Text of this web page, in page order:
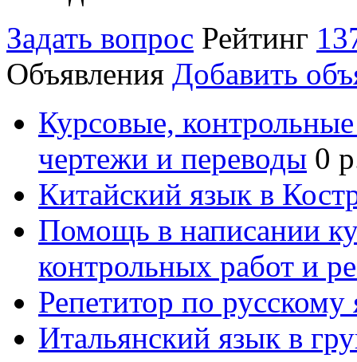
Задать вопрос Рейтинг
Объявления Добавить
Курсовые,
чертежи и переводы 0
Китайский язык в
Помощь в написании
контрольных работ и
Репетитор по русскому
Итальянский язык в